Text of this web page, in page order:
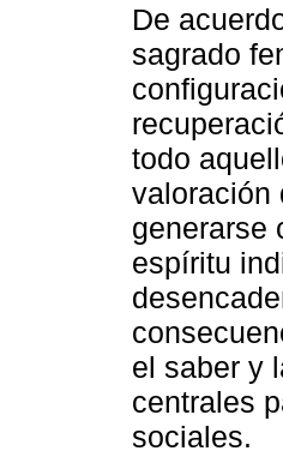
De
sagrado
todo
valoración
generarse
espíritu
el saber y
centrales
sociales.